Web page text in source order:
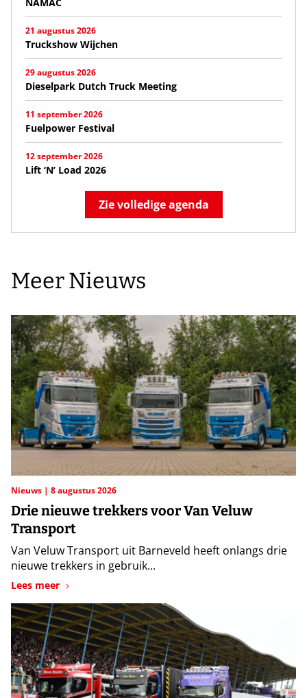
21 augustus 2026
Truckshow Wijchen
29 augustus 2026
Dieselpark Dutch Truck Meeting
11 september 2026
Fuelpower Festival
12 september 2026
Lift ‘N’ Load 2026
Zie volledige agenda
Meer Nieuws
Nieuws 8 augustus 2026
Drie nieuwe trekkers voor Van Veluw
Transport
Van Veluw Transport uit Barneveld heeft onlangs drie
nieuwe trekkers in gebruik...
Lees meer